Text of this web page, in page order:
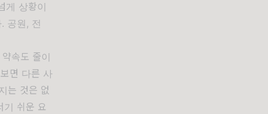
게 상황이
공원, 전
속도 줄이
면 다른 사
는 것은 없
기 쉬운 요